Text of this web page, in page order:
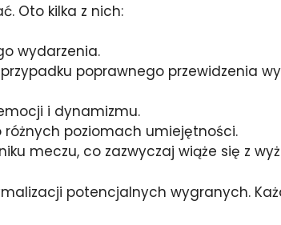
Oto kilka z nich:
wydarzenia.
poprawnego przewidzenia
i dynamizmu.
poziomach umiejętności.
meczu, co zazwyczaj wiąże się z
potencjalnych wygranych.